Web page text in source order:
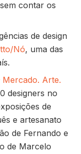
contar os
de design
Nó, uma das
Mercado. Arte.
designers no
de
e artesanato
de Fernando e
de Marcelo